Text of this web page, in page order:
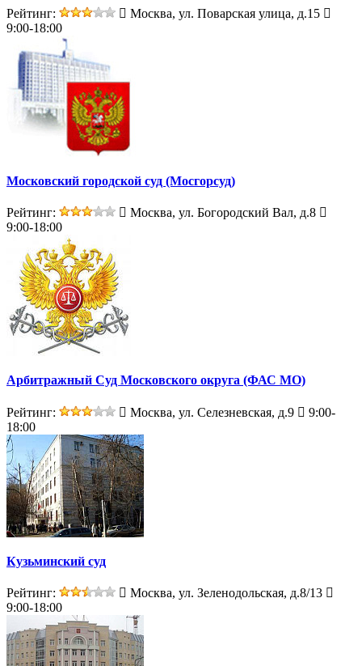
Рейтинг:
Москва, ул. Поварская улица, д.15
9:00-18:00
Московский городской суд (Мосгорсуд)
Рейтинг:
Москва, ул. Богородский Вал, д.8
9:00-18:00
Арбитражный Суд Московского округа (ФАС МО)
Рейтинг: Москва, ул. Селезневская, д.9
9:00-
18:00
Кузьминский суд
Рейтинг:
Москва, ул. Зеленодольская, д.8/13
9:00-18:00